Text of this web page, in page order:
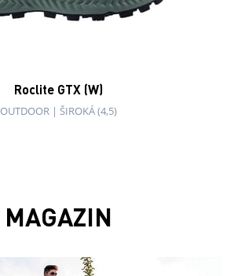
Roclite GTX (W)
OUTDOOR | ŠIROKÁ (4,5)
MAGAZIN